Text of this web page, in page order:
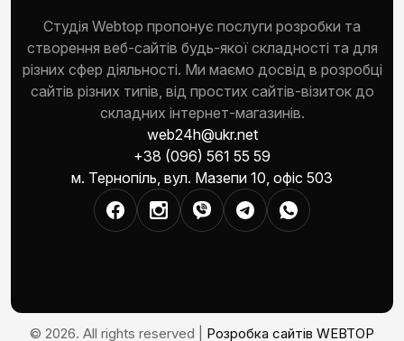
Студія Webtop пропонує послуги розробки та
створення веб-сайтів будь-якої складності та для
різних сфер діяльності. Ми маємо досвід в розробці
сайтів різних типів, від простих сайтів-візиток до
складних інтернет-магазинів.
web24h@ukr.net
+38 (096) 561 55 59
м. Тернопіль, вул. Мазепи 10, офіс 503
© 2026. All rights reserved | Розробка сайтів WEBTOP